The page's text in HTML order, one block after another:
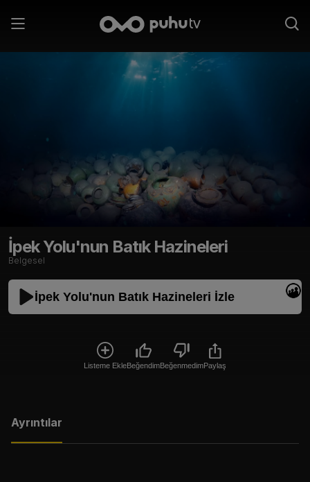
İpek Yolu'nun Batık Hazineleri
Belgesel
İpek Yolu'nun Batık Hazineleri İzle
Listeme EkleBeğendimBeğenmedimPaylaş
Ayrıntılar